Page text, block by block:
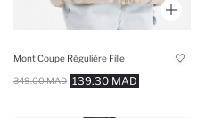
Mont Coupe Régulière Fille
139.30 MAD
349.00 MAD